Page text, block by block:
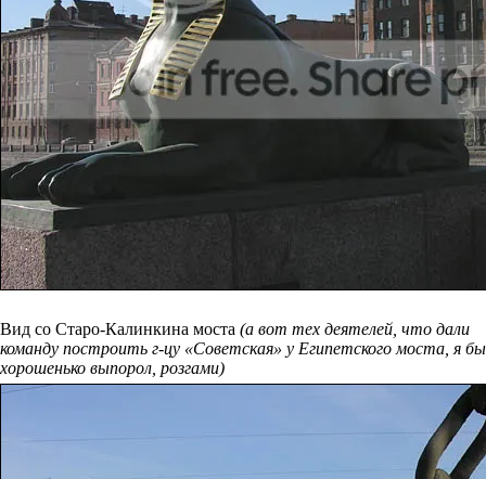
Вид со Старо-Калинкина моста (а вот тех деятелей, что дали
команду построить г-цу «Советская» у Египетского моста, я бы
хорошенько выпорол, розгами)